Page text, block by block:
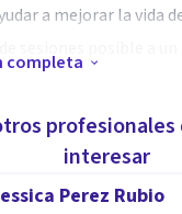
a mejorar la vida
evidencia.
personas seguras
emocionalmente y
completa
interesar
Perez Rubio